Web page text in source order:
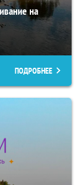
на
ПОДРОБНЕЕ